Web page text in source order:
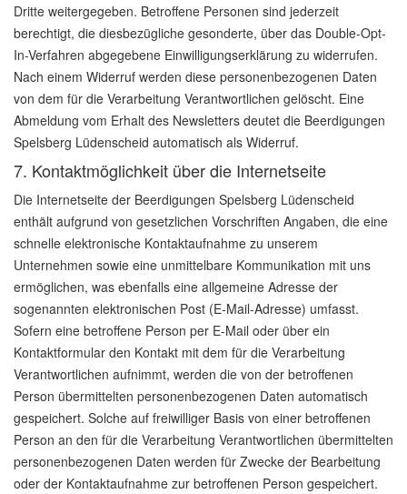
Dritte weitergegeben. Betroffene Personen sind jederzeit
berechtigt, die diesbezügliche gesonderte, über das Double-Opt-
In-Verfahren abgegebene Einwilligungserklärung zu widerrufen.
Nach einem Widerruf werden diese personenbezogenen Daten
von dem für die Verarbeitung Verantwortlichen gelöscht. Eine
Abmeldung vom Erhalt des Newsletters deutet die Beerdigungen
Spelsberg Lüdenscheid automatisch als Widerruf.
7. Kontaktmöglichkeit über die Internetseite
Die Internetseite der Beerdigungen Spelsberg Lüdenscheid
enthält aufgrund von gesetzlichen Vorschriften Angaben, die eine
schnelle elektronische Kontaktaufnahme zu unserem
Unternehmen sowie eine unmittelbare Kommunikation mit uns
ermöglichen, was ebenfalls eine allgemeine Adresse der
sogenannten elektronischen Post (E-Mail-Adresse) umfasst.
Sofern eine betroffene Person per E-Mail oder über ein
Kontaktformular den Kontakt mit dem für die Verarbeitung
Verantwortlichen aufnimmt, werden die von der betroffenen
Person übermittelten personenbezogenen Daten automatisch
gespeichert. Solche auf freiwilliger Basis von einer betroffenen
Person an den für die Verarbeitung Verantwortlichen übermittelten
personenbezogenen Daten werden für Zwecke der Bearbeitung
oder der Kontaktaufnahme zur betroffenen Person gespeichert.